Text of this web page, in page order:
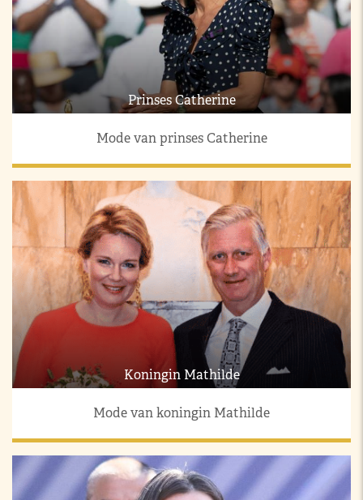
Prinses Catherine
Mode van prinses Catherine
Koningin Mathilde
Mode van koningin Mathilde